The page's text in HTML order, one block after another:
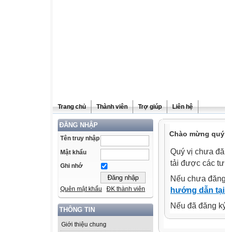
Trang chủ Thành viên Trợ giúp Liên hệ
ĐĂNG NHẬP
Tên truy nhập
Mật khẩu
Ghi nhớ
Quên mật khẩu ĐK thành viên
THÔNG TIN
Giới thiệu chung
Chào mừng
Quý vị chưa
tải được các
Nếu chưa
hướng dẫn
Nếu đã đăng